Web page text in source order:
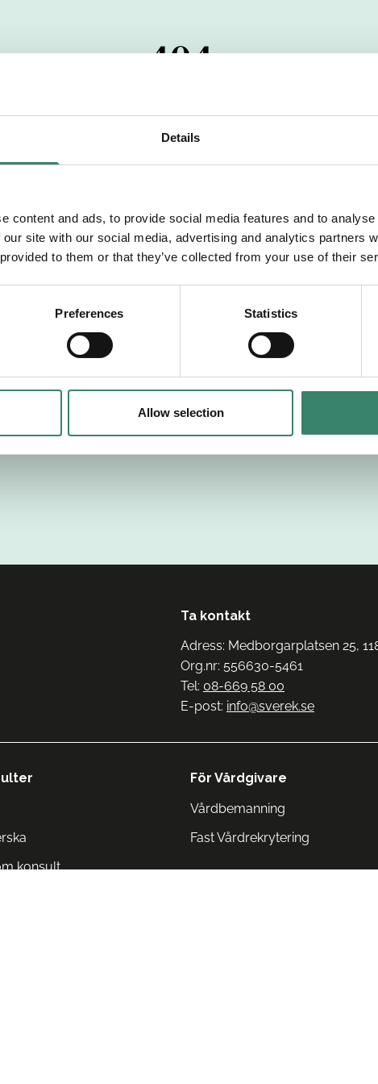
Details
content and ads, to provide social media features and to
site with our social media, advertising and analytics partners
to them or that they’ve collected from your use of their
Preferences Statistics
Allow selection
404
har passerats. Vi uppskattar verkligen
dig med mer information om våra aktuella uppdrag.
Tillbaka till Sverek
Ta kontakt
Adress: Medborgarplatsen 25,
Org.nr: 556630-5461
Tel: 08-669 58 00
E-post: info@sverek.se
konsult
För Vårdgivare
Vårdbemanning
Fast Vårdrekrytering